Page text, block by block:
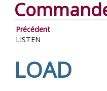
Précédent
LISTEN
LOAD